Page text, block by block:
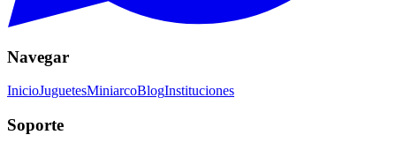
Navegar
InicioJuguetesMiniarcoBlogInstituciones
Soporte